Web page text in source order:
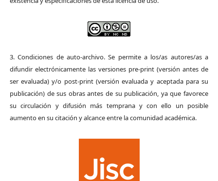
3. Condiciones de auto-archivo. Se permite a los/as autores/as a
difundir electrónicamente las versiones pre-print (versión antes de
ser evaluada) y/o post-print (versión evaluada y aceptada para su
publicación) de sus obras antes de su publicación, ya que favorece
su circulación y difusión más temprana y con ello un posible
aumento en su citación y alcance entre la comunidad académica.